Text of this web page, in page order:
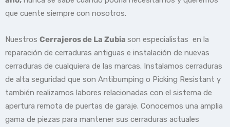
que cuente siempre con nosotros.
Nuestros Cerrajeros de La Zubia son especialistas en la
reparación de cerraduras antiguas e instalación de nuevas
cerraduras de cualquiera de las marcas. Instalamos cerraduras
de alta seguridad que son Antibumping o Picking Resistant y
también realizamos labores relacionadas con el sistema de
apertura remota de puertas de garaje. Conocemos una amplia
gama de piezas para mantener sus cerraduras actuales